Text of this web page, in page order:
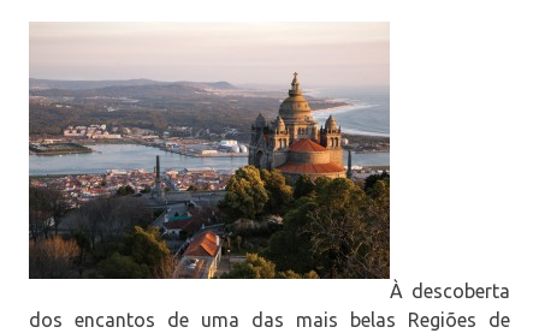
À descoberta
dos encantos de uma das mais belas Regiões de